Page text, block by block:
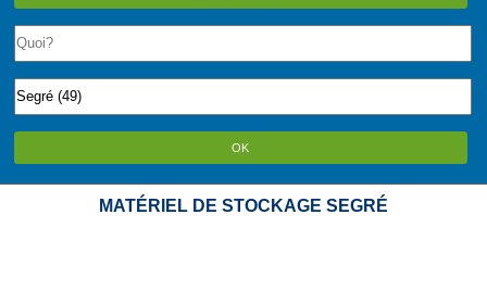
OK
MATÉRIEL DE STOCKAGE SEGRÉ